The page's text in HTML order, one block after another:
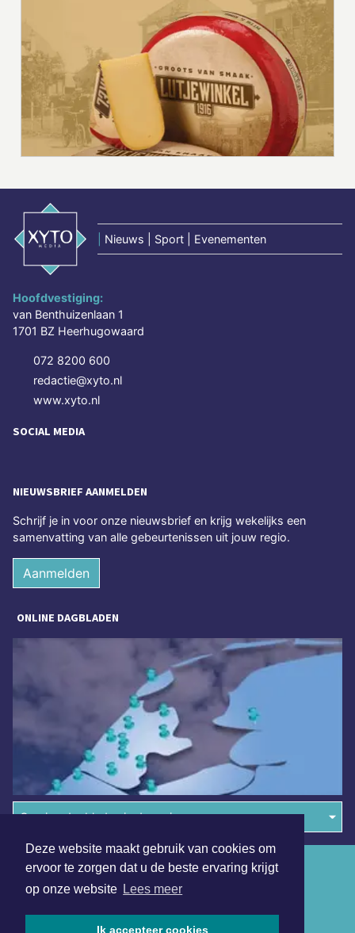
Deze website maakt gebruik van cookies om
ervoor te zorgen dat u de beste ervaring krijgt
op onze website Lees meer
Ik accepteer cookies
Nieuws | Sport | Evenementen
Hoofdvestiging:
van Benthuizenlaan 1
1701 BZ Heerhugowaard
072 8200 600
redactie@xyto.nl
www.xyto.nl
SOCIAL MEDIA
NIEUWSBRIEF AANMELDEN
Schrijf je in voor onze nieuwsbrief en krijg wekelijks een
samenvatting van alle gebeurtenissen uit jouw regio.
Aanmelden
ONLINE DAGBLADEN
Overige dagbladen in de regio
Algemene voorwaarden
Disclaimer